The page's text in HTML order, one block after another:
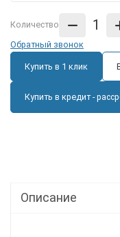
Количество
Обратный звонок
Купить в 1 клик
Купить в кредит -
Описание